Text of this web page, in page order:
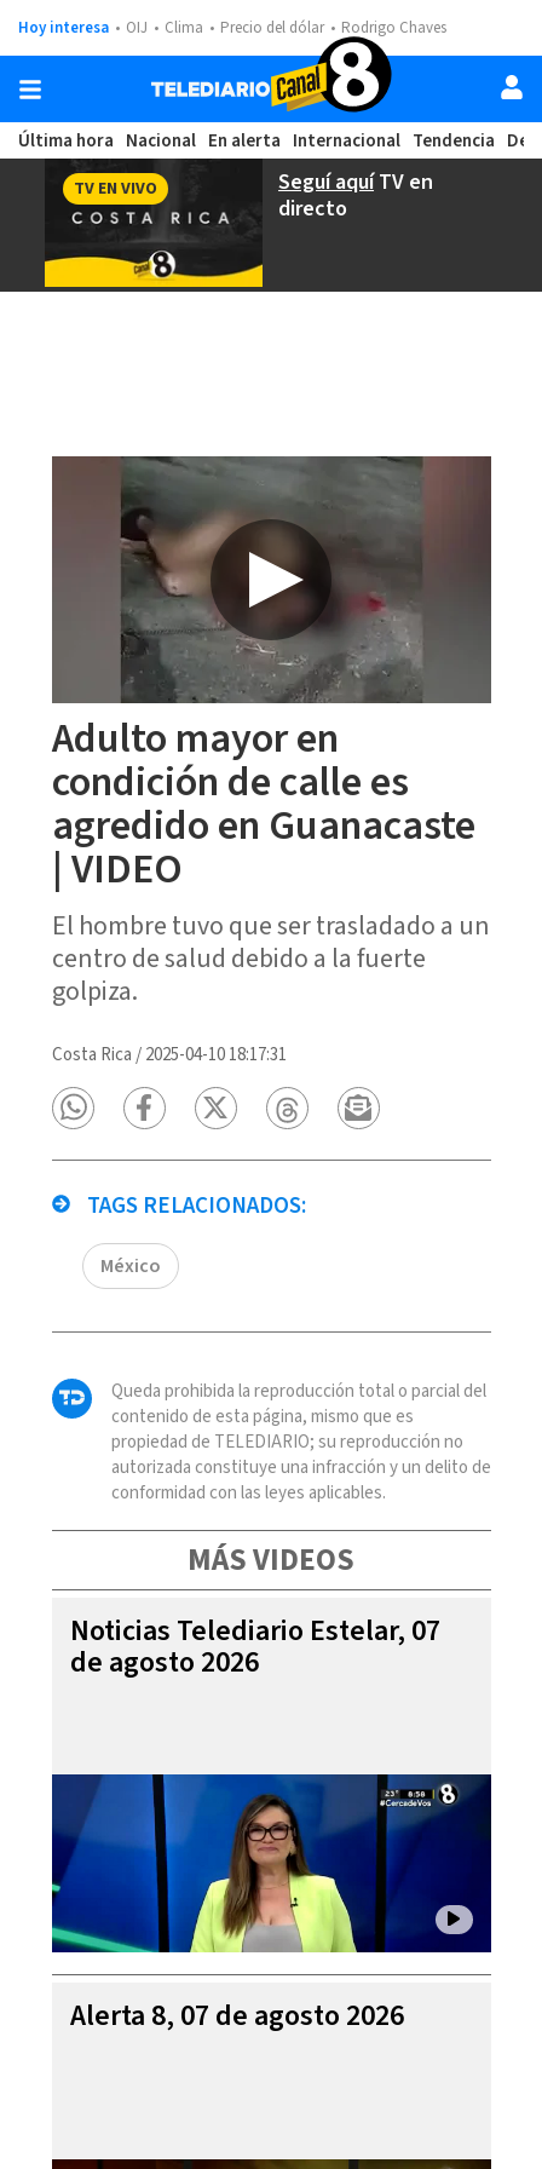
Hoy interesa OIJ Clima Precio del dólar Rodrigo Chaves
Última hora Nacional En alerta Internacional Tendencia
Seguí aquíTV en
directo
TV EN VIVO
Adulto mayor en
condición de calle es
agredido en Guanacaste
| VIDEO
El hombre tuvo que ser trasladado a un
centro de salud debido a la fuerte
golpiza.
Costa Rica /2025-04-10 18:17:31
TAGS RELACIONADOS:
México
Queda prohibida la reproducción total o parcial del
contenido de esta página, mismo que es
propiedad de TELEDIARIO; su reproducción no
autorizada constituye una infracción y un delito de
conformidad con las leyes aplicables.
MÁS VIDEOS
Noticias Telediario Estelar, 07
de agosto 2026
Alerta 8, 07 de agosto 2026